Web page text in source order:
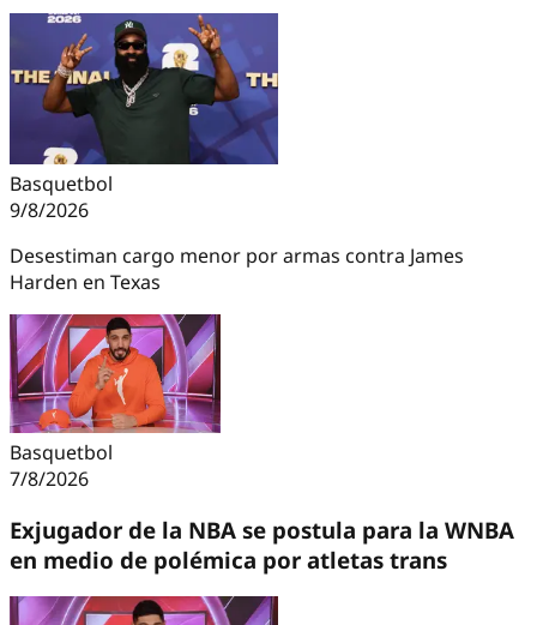
Basquetbol
9/8/2026
Desestiman cargo menor por armas contra James
Harden en Texas
Basquetbol
7/8/2026
Exjugador de la NBA se postula para la WNBA
en medio de polémica por atletas trans